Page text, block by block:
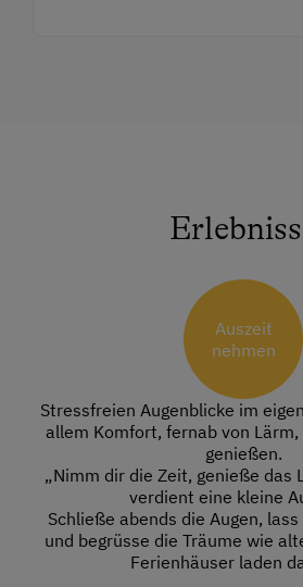
Auszeit
nehmen
Stressfreien Augenblicke im
allem Komfort, fernab von
genießen.
„Nimm dir die Zeit, genieße das
verdient eine kleine
Schließe abends die Augen,
und begrüsse die Träume wie
Ferienhäuser laden